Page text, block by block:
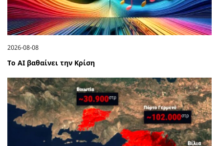
2026-08-08
Το ΑΙ βαθαίνει την Κρίση